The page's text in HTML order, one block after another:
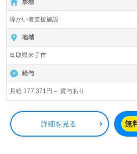
形態
障がい者支援施設
地域
鳥取県米子市
給与
月給 177,371円～ 賞与あり
詳細を見る 無